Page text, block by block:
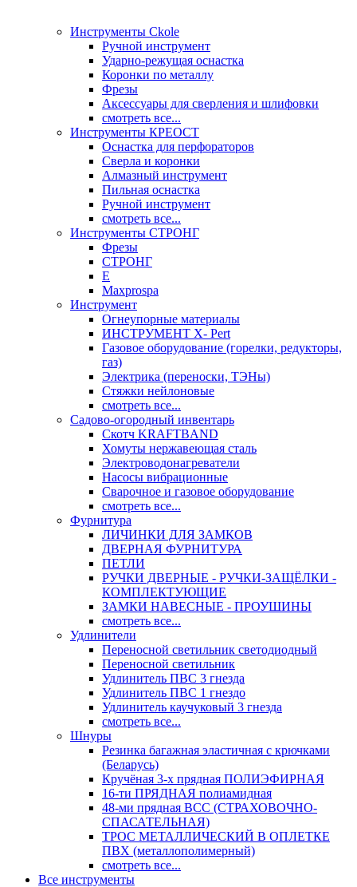
Инструменты Ckole
Ручной инструмент
Ударно‑режущая оснастка
Коронки по металлу
Фрезы
Аксессуары для сверления и шлифовки
смотреть все...
Инструменты КРЕОСТ
Оснастка для перфораторов
Сверла и коронки
Алмазный инструмент
Пильная оснастка
Ручной инструмент
смотреть все...
Инструменты СТРОНГ
Фрезы
СТРОНГ
Е
Maxprospa
Инструмент
Огнеупорные материалы
ИНСТРУМЕНТ X- Pert
Газовое оборудование (горелки, редукторы,
газ)
Электрика (переноски, ТЭНы)
Стяжки нейлоновые
смотреть все...
Садово-огородный инвентарь
Скотч KRAFTBAND
Хомуты нержавеющая сталь
Электроводонагреватели
Насосы вибрационные
Сварочное и газовое оборудование
смотреть все...
Фурнитура
ЛИЧИНКИ ДЛЯ ЗАМКОВ
ДВЕРНАЯ ФУРНИТУРА
ПЕТЛИ
РУЧКИ ДВЕРНЫЕ - РУЧКИ-ЗАЩЁЛКИ -
КОМПЛЕКТУЮЩИЕ
ЗАМКИ НАВЕСНЫЕ - ПРОУШИНЫ
смотреть все...
Удлинители
Переносной светильник светодиодный
Переносной светильник
Удлинитель ПВС 3 гнезда
Удлинитель ПВС 1 гнездо
Удлинитель каучуковый 3 гнезда
смотреть все...
Шнуры
Резинка багажная эластичная с крючками
(Беларусь)
Кручёная 3-х прядная ПОЛИЭФИРНАЯ
16-ти ПРЯДНАЯ полиамидная
48-ми прядная ВСС (СТРАХОВОЧНО-
СПАСАТЕЛЬНАЯ)
ТРОС МЕТАЛЛИЧЕСКИЙ В ОПЛЕТКЕ
ПВХ (металлополимерный)
смотреть все...
Все инструменты